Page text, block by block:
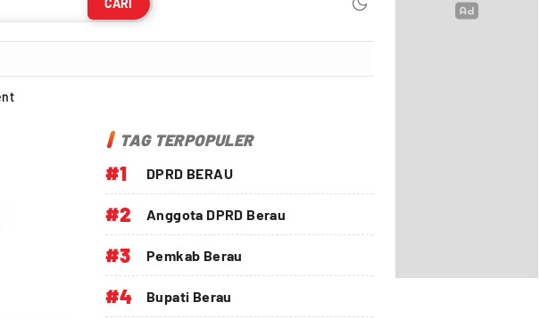
TAG TERPOPULER
#1 DPRD BERAU
#2 Anggota DPRD Berau
#3 Pemkab Berau
#4 Bupati Berau